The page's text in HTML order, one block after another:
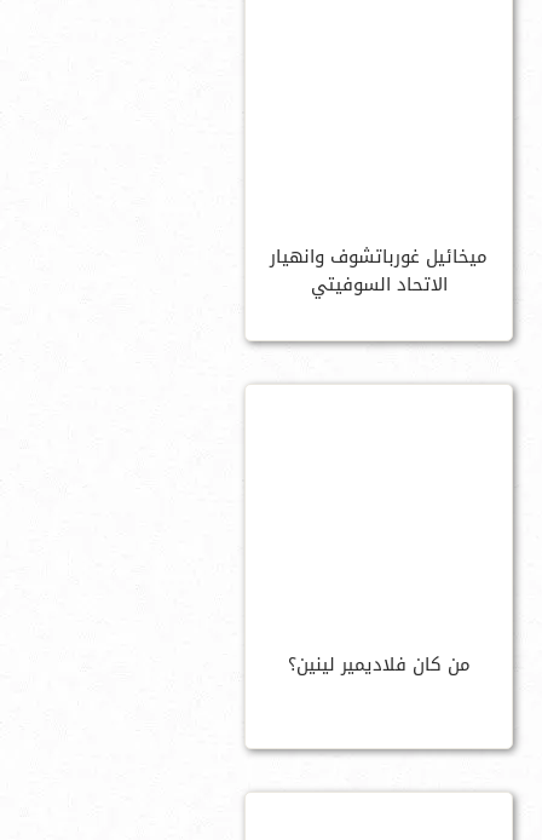
ميخائيل غورباتشوف وانهيار
الاتحاد السوفيتي
من كان فلاديمير لينين؟